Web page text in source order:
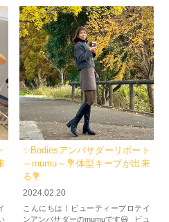
✨Bodiesアンバサダーリポート
～mumu～💐体型キープが出来
る💐
2024.02.20
こんにちは！ビューティープロテイ
ンアンバサダーのmumuです😃 ビュ